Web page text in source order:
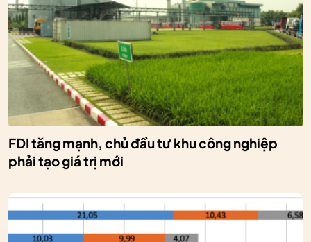
FDI tăng mạnh, chủ đầu tư khu công nghiệp
phải tạo giá trị mới